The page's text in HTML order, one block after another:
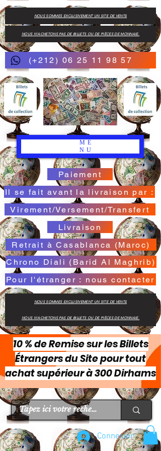
(+212) 06 25 11 98 57
ME
NU
Paiement
Virement/Versement/Transfert
Livraison
Retrait à Casablanca (Maroc)
Il se fait avant la livraison par :
Chrono Diali (Barid Al Maghrib)
NOUS N'ACHETONS PAS DE BILLETS OU DE PIÈCES DE MONNAIE.
NOUS SOMMES EXCLUSIVEMENT UN SITE DE VENTE
Pour l'étranger : nous contacter
NOUS SOMMES EXCLUSIVEMENT UN SITE DE VENTE
NOUS N'ACHETONS PAS DE BILLETS OU DE PIÈCES DE MONNAIE.
10 % de Remise sur les Billets
Étrangers du Site pour tout
achat supérieur à 300 Dirhams
Connexion